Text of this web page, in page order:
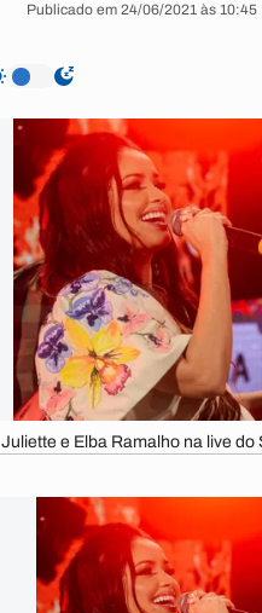
Publicado em 24/06/2021 às
Juliette e Elba Ramalho na live